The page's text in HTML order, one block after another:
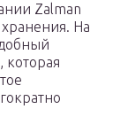
Zalman
На
которая